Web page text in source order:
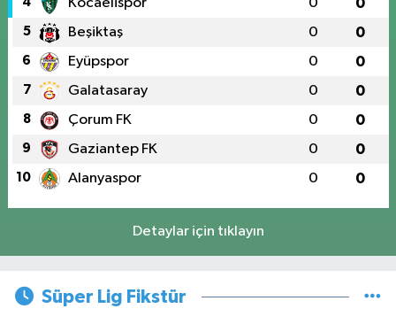
5 Beşiktaş 0 0
6 Eyüpspor 0 0
7 Galatasaray 0 0
8 Çorum FK 0 0
9 Gaziantep FK 0 0
10 Alanyaspor 0 0
Detaylar için tıklayın
Süper Lig Fikstür